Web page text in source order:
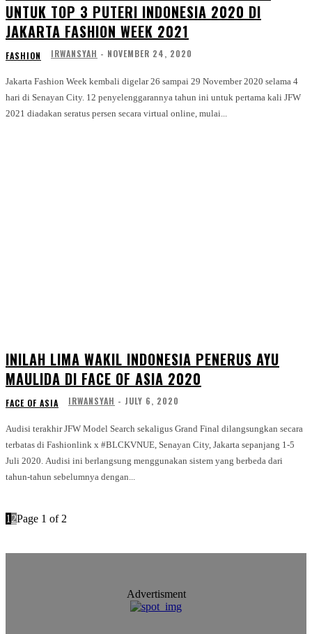
UNTUK TOP 3 PUTERI INDONESIA 2020 DI
JAKARTA FASHION WEEK 2021
FASHION IRWANSYAH - NOVEMBER 24, 2020
Jakarta Fashion Week kembali digelar 26 sampai 29 November 2020 selama 4
hari di Senayan City. 12 penyelenggarannya tahun ini untuk pertama kali JFW
2021 diadakan seratus persen secara virtual online, mulai...
INILAH LIMA WAKIL INDONESIA PENERUS AYU
MAULIDA DI FACE OF ASIA 2020
FACE OF ASIA IRWANSYAH - JULY 6, 2020
Audisi terakhir JFW Model Search sekaligus Grand Final dilangsungkan secara
terbatas di Fashionlink x #BLCKVNUE, Senayan City, Jakarta sepanjang 1-5
Juli 2020. Audisi ini berlangsung menggunakan sistem yang berbeda dari
tahun-tahun sebelumnya dengan...
1 2Page 1 of 2
Advertisment